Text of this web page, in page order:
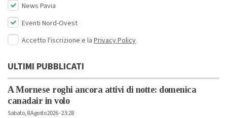
News Pavia
Eventi Nord-Ovest
Accetto l'iscrizione e la Privacy Policy
ULTIMI PUBBLICATI
A Mornese roghi ancora attivi di notte: domenica
canadair in volo
Sabato, 8 Agosto 2026 - 23:28